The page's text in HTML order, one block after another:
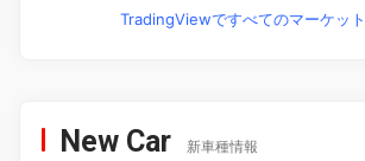
TradingViewですべてのマーケッ
New Car 新車種情報